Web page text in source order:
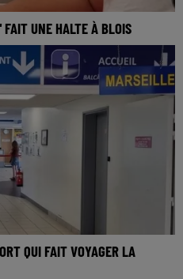
UNE HALTE À BLOIS
QUI FAIT VOYAGER LA